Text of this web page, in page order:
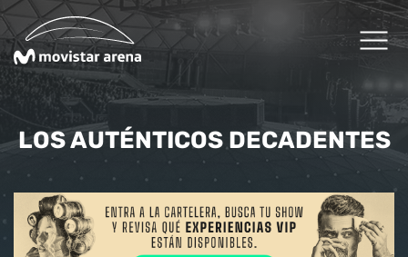
Click acá para ir directamente al contenido
Cartelera
Planifica tu visita
Arena Fans
LOS AUTÉNTICOS DECADENTES